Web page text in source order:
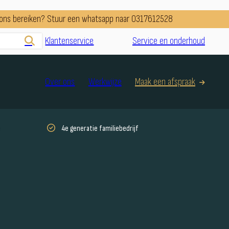
bereiken? Stuur een whatsapp naar 0317612528
Klantenservice Service en onderhoud
Over ons Werkwijze Maak een afspraak
4e generatie familiebedrijf